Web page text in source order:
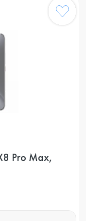
Pro Max,